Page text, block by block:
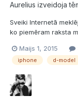
Aurelius izveidoja
Sveiki Internetā
ko piemēram raksta
pierakstīts, tas D-
ko tas vispār nozīmē?
Maijs 1, 2015
iphone d-model